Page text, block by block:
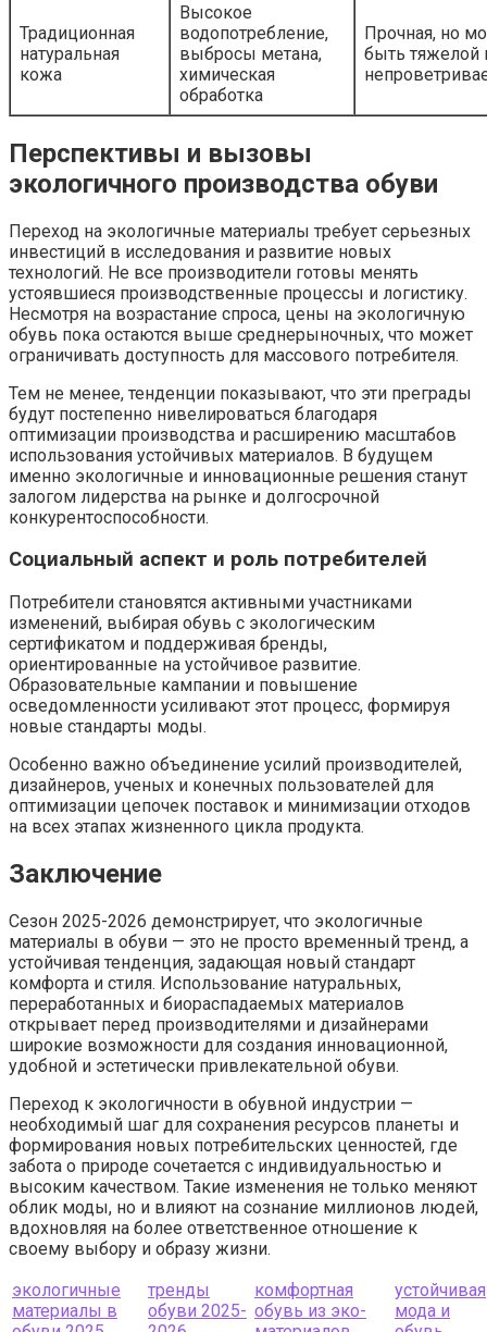
Традиционная
натуральная
кожа
Высокое
водопотребление,
выбросы метана,
химическая
обработка
Прочная, но
быть тяжелой
Перспективы и вызовы
экологичного производства обуви
Переход на экологичные материалы требует серьезных
инвестиций в исследования и развитие новых
технологий. Не все производители готовы менять
устоявшиеся производственные процессы и логистику.
Несмотря на возрастание спроса, цены на экологичную
обувь пока остаются выше среднерыночных, что может
ограничивать доступность для массового потребителя.
Тем не менее, тенденции показывают, что эти преграды
будут постепенно нивелироваться благодаря
оптимизации производства и расширению масштабов
использования устойчивых материалов. В будущем
именно экологичные и инновационные решения станут
залогом лидерства на рынке и долгосрочной
конкурентоспособности.
Социальный аспект и роль потребителей
Потребители становятся активными участниками
изменений, выбирая обувь с экологическим
сертификатом и поддерживая бренды,
ориентированные на устойчивое развитие.
Образовательные кампании и повышение
осведомленности усиливают этот процесс, формируя
новые стандарты моды.
Особенно важно объединение усилий производителей,
дизайнеров, ученых и конечных пользователей для
оптимизации цепочек поставок и минимизации отходов
на всех этапах жизненного цикла продукта.
Заключение
Сезон 2025-2026 демонстрирует, что экологичные
материалы в обуви — это не просто временный тренд, а
устойчивая тенденция, задающая новый стандарт
комфорта и стиля. Использование натуральных,
переработанных и биораспадаемых материалов
открывает перед производителями и дизайнерами
широкие возможности для создания инновационной,
удобной и эстетически привлекательной обуви.
Переход к экологичности в обувной индустрии —
необходимый шаг для сохранения ресурсов планеты и
формирования новых потребительских ценностей, где
забота о природе сочетается с индивидуальностью и
высоким качеством. Такие изменения не только меняют
облик моды, но и влияют на сознание миллионов людей,
вдохновляя на более ответственное отношение к
своему выбору и образу жизни.
экологичные
материалы в
тренды
обуви 2025-
комфортная
обувь из эко-
устойчивая
мода и